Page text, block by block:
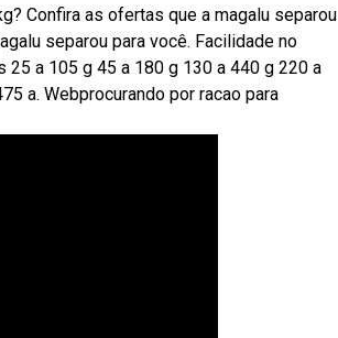
Confira as ofertas que a magalu separou
separou para você. Facilidade no
25 a 105 g 45 a 180 g 130 a 440 g 220 a
a. Webprocurando por racao para